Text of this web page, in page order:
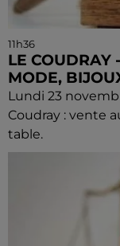
11h36
LE COUDRAY
MODE,
Lundi 23
Coudray : vente
table.